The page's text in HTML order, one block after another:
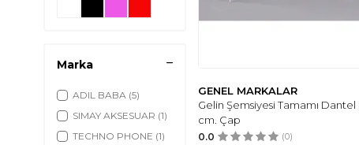
Taçlar(173)
Marka
ADIL BABA (5)
SIMAY AKSESUAR (1)
TECHNO PHONE (1)
GENEL MARKALAR
Gelin Şemsiyesi Tamamı Dantel
cm. Çap
0.0 (0)